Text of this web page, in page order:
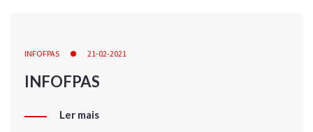
INFOFPAS 21-02-2021
INFOFPAS
Ler mais